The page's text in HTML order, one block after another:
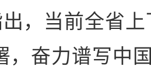
当前全省上
，奋力谱写中